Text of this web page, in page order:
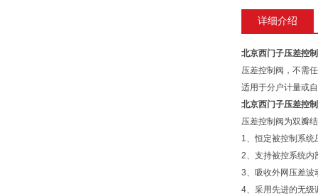
详细介绍
北京西门子压差控
压差控制阀，不需
适用于分户计量或
北京西门子压差控
压差控制阀为双瓣
1、恒定被控制系统
2、支持被控系统内
3、吸收外网压差波
4、采用先进的无级